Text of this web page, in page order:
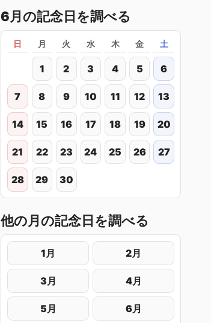
6月の記念日を調べる
日 月 火 水 木 金 土
1 2 3 4 5 6
7 8 9 10 11 12 13
14 15 16 17 18 19 20
21 22 23 24 25 26 27
28 29 30
他の月の記念日を調べる
1月 2月
3月 4月
5月 6月